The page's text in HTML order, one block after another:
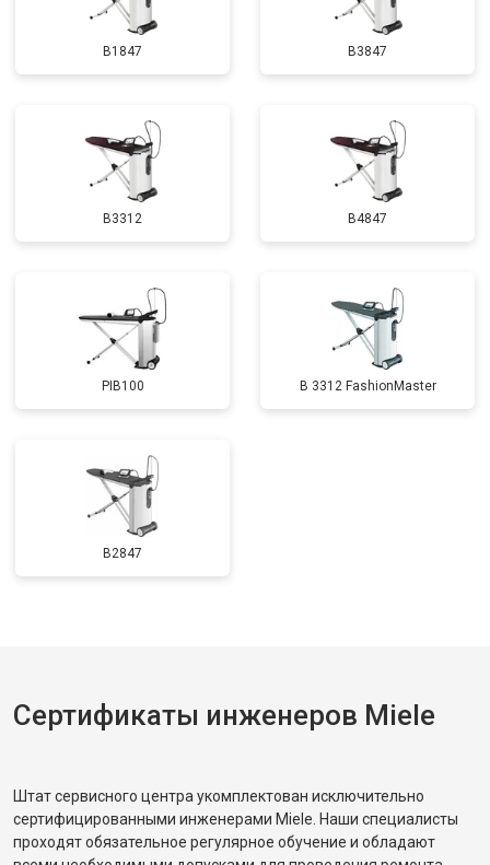
B1847 B3847
B3312 B4847
PIB100 B 3312 FashionMaster
B2847
Сертификаты инженеров Miele
Штат сервисного центра укомплектован исключительно
сертифицированными инженерами Miele. Наши специалисты
проходят обязательное регулярное обучение и обладают